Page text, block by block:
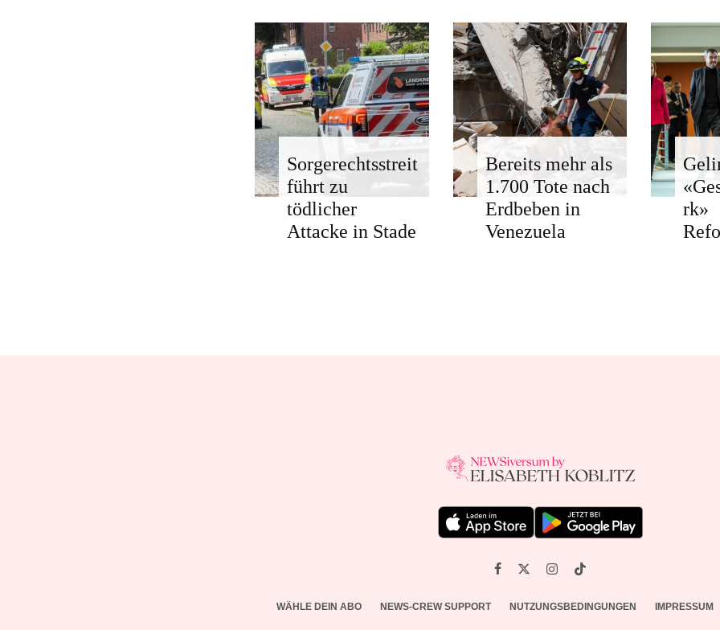
Sorgerechtsstreit
führt zu
tödlicher
Attacke in Stade
Bereits mehr als
1.700 Tote nach
Erdbeben in
Venezuela
rk»
WÄHLE DEIN ABO NEWS-CREW SUPPORT NUTZUNGSBEDINGUNGEN IMPRESSUM